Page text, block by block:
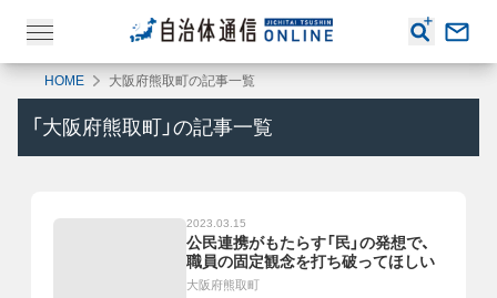
HOME 大阪府熊取町の記事一覧
「 大阪府熊取町 」の記事一覧
2023.03.15
公民連携がもたらす「民」の発想で、
職員の固定観念を打ち破ってほしい
大阪府熊取町